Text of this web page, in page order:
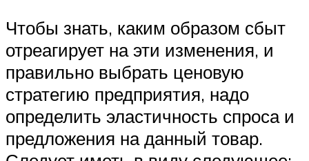
Чтобы знать, каким образом сбыт
отреагирует на эти изменения, и
правильно выбрать ценовую
стратегию предприятия, надо
определить эластичность спроса и
предложения на данный товар.